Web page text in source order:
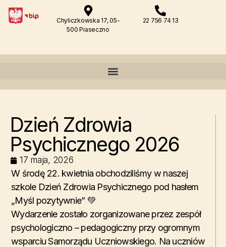
Chyliczkowska 17, 05-
500 Piaseczno
22 756 74 13
Dzień Zdrowia
Psychicznego 2026
17 maja, 2026
W środę 22. kwietnia obchodziliśmy w naszej
szkole Dzień Zdrowia Psychicznego pod hasłem
„Myśl pozytywnie” 💚
Wydarzenie zostało zorganizowane przez zespół
psychologiczno – pedagogiczny przy ogromnym
wsparciu Samorządu Uczniowskiego. Na uczniów